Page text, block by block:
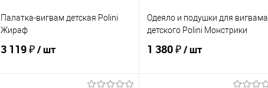
Палатка-вигвам детская Polini
Жираф
3 119 ₽/ шт
Одеяло и подушки для вигвама
детского Polini Монстрики
1 380 ₽/ шт